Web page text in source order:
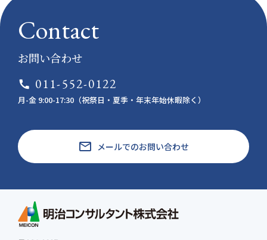
Contact
お問い合わせ
call 011-552-0122
月-金 9:00-17:30（祝祭日・夏季・年末年始休暇除く）
email メールでのお問い合わせ